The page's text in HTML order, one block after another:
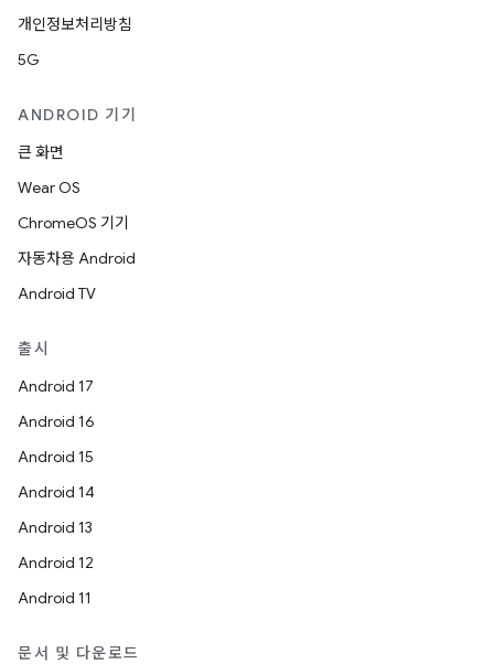
개인정보처리방침
5G
ANDROID 기기
큰 화면
Wear OS
ChromeOS 기기
자동차용 Android
Android TV
출시
Android 17
Android 16
Android 15
Android 14
Android 13
Android 12
Android 11
문서 및 다운로드